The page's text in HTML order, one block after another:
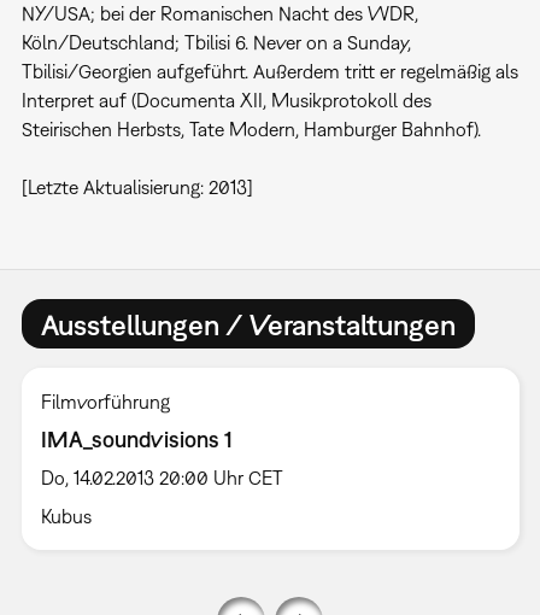
NY/USA; bei der Romanischen Nacht des WDR,
Köln/Deutschland; Tbilisi 6. Never on a Sunday,
Tbilisi/Georgien aufgeführt. Außerdem tritt er regelmäßig als
Interpret auf (Documenta XII, Musikprotokoll des
Steirischen Herbsts, Tate Modern, Hamburger Bahnhof).
[Letzte Aktualisierung: 2013]
Ausstellungen / Veranstaltungen
Filmvorführung
IMA_soundvisions 1
Do, 14.02.2013 20:00 Uhr CET
Kubus